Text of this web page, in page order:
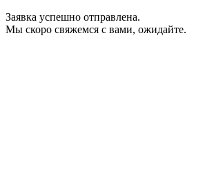
Заявка успешно отправлена.
Мы скоро свяжемся с вами, ожидайте.